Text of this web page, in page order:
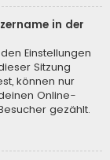
in der
Einstellungen
Sitzung
können nur
Online-
gezählt.